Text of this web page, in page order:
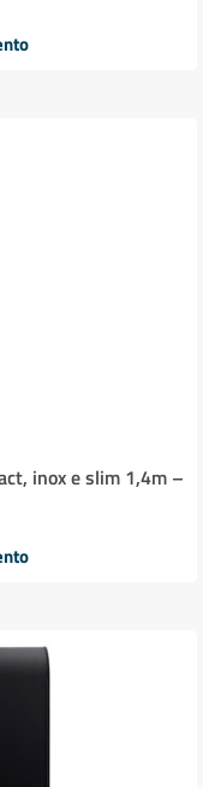
inox e slim 1,4m –